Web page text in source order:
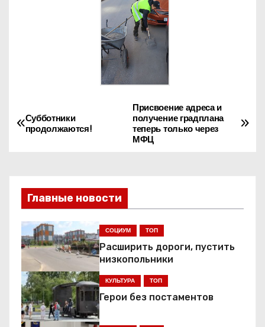
Н
а
и
г
а
ц
и
я
Присвоение адреса и
получение градплана
теперь только через
МФЦ
Субботники
продолжаются!
Главные новости
СОЦИУМ ТОП
Расширить дороги, пустить
низкопольники
КУЛЬТУРА ТОП
Герои без постаментов